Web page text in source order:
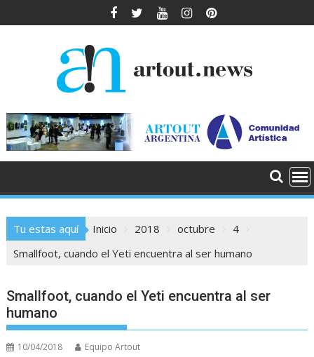
al
Tu estas aquí Inicio 2018 octubre
4
Smallfoot, cuando el Yeti encuentra al ser humano
Smallfoot, cuando el Yeti encuentra al ser
humano
10/04/2018 Equipo Artout